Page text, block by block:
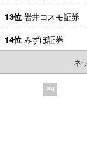
13位 岩井コスモ証券
14位 みずほ証券
ネ
PR